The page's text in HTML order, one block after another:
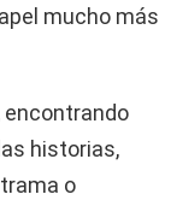
mucho más
encontrando
historias,
o